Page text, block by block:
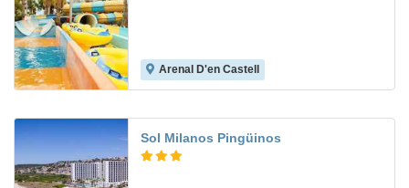
Arenal D'en Castell
Sol Milanos Pingüinos